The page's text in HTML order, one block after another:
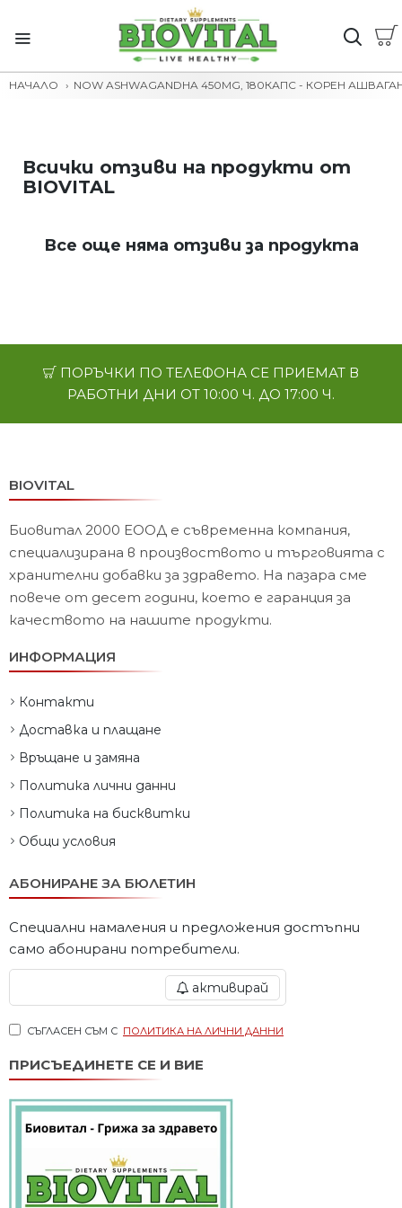
НАЧАЛО NOW ASHWAGANDHA 450MG, 180КАПС - КОРЕН
Всички отзиви на продукти от
BIOVITAL
Все още няма отзиви за продукта
ПОРЪЧКИ ПО ТЕЛЕФОНА СЕ ПРИЕМАТ В
РАБОТНИ ДНИ ОТ 10:00 Ч. ДО 17:00 Ч.
BIOVITAL
Биовитал 2000 ЕООД е съвременна компания,
специализирана в произвоството и търговията с
хранителни добавки за здравето. На пазара сме
повече от десет години, което е гаранция за
качеството на нашите продукти.
ИНФОРМАЦИЯ
Контакти
Доставка и плащане
Връщане и замяна
Политика лични данни
Политика на бисквитки
Общи условия
АБОНИРАНЕ ЗА БЮЛЕТИН
Специални намаления и предложения достъпни
само абонирани потребители.
активирай
СЪГЛАСЕН СЪМ С ПОЛИТИКА НА ЛИЧНИ ДАННИ
ПРИСЪЕДИНЕТЕ СЕ И ВИЕ